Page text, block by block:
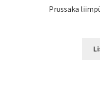
Prussaka